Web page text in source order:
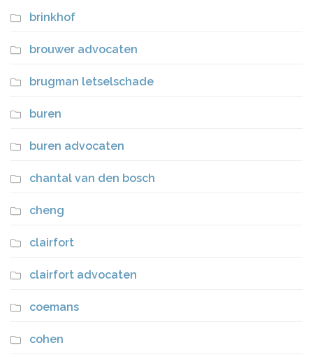
brinkhof
brouwer advocaten
brugman letselschade
buren
buren advocaten
chantal van den bosch
cheng
clairfort
clairfort advocaten
coemans
cohen